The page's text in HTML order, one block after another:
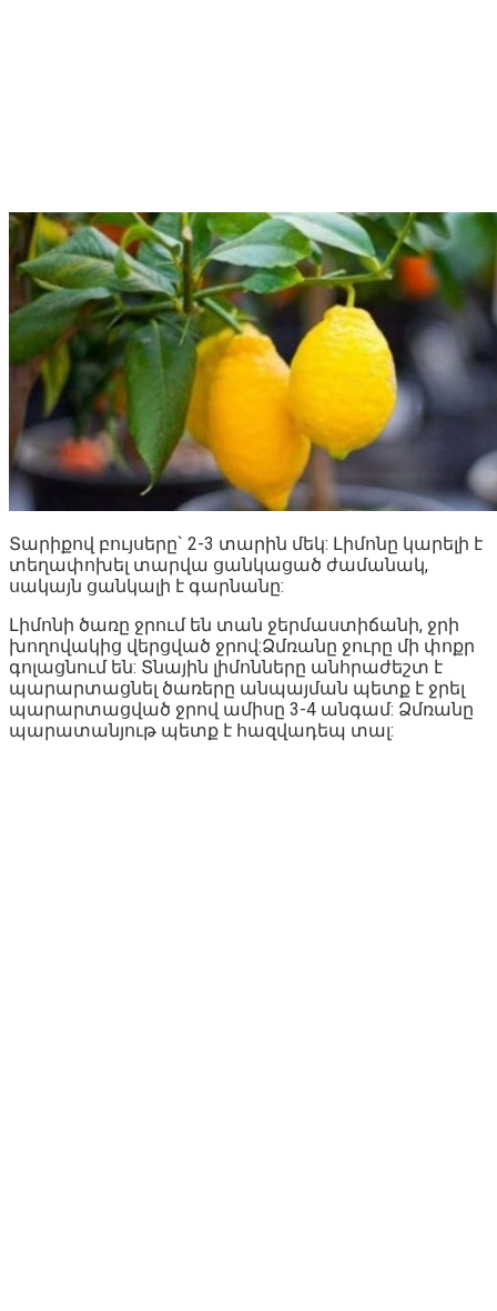
Տարիքով բույսերը` 2-3 տարին մեկ: Լիմոնը կարելի է
տեղափոխել տարվա ցանկացած ժամանակ,
սակայն ցանկալի է գարնանը:
Լիմոնի ծառը ջրում են տան ջերմաստիճանի, ջրի
խողովակից վերցված ջրով:Ձմռանը ջուրը մի փոքր
գոլացնում են: Տնային լիմոնները անհրաժեշտ է
պարարտացնել ծառերը անպայման պետք է ջրել
պարարտացված ջրով ամիսը 3-4 անգամ: Ձմռանը
պարատանյութ պետք է հազվադեպ տալ: